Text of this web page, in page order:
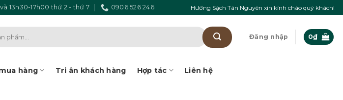
13h30-17h00 thứ 2 - thứ 7 0906 526 246 Hương Sạch Tân Nguyên xin kính chào quý khách!
Đăng nhập 0₫
hàng Tri ân khách hàng Hợp tác Liên hệ